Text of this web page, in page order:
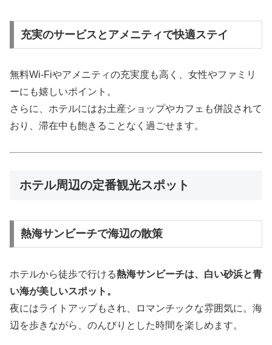
充実のサービスとアメニティで快適ステイ
無料Wi-Fiやアメニティの充実度も高く、女性やファミリ
ーにも嬉しいポイント。
さらに、ホテルにはお土産ショップやカフェも併設されて
おり、滞在中も飽きることなく過ごせます。
ホテル周辺の定番観光スポット
熱海サンビーチで海辺の散策
ホテルから徒歩で行ける熱海サンビーチは、白い砂浜と青
い海が美しいスポット。
夜にはライトアップもされ、ロマンチックな雰囲気に。海
辺を歩きながら、のんびりとした時間を楽しめます。